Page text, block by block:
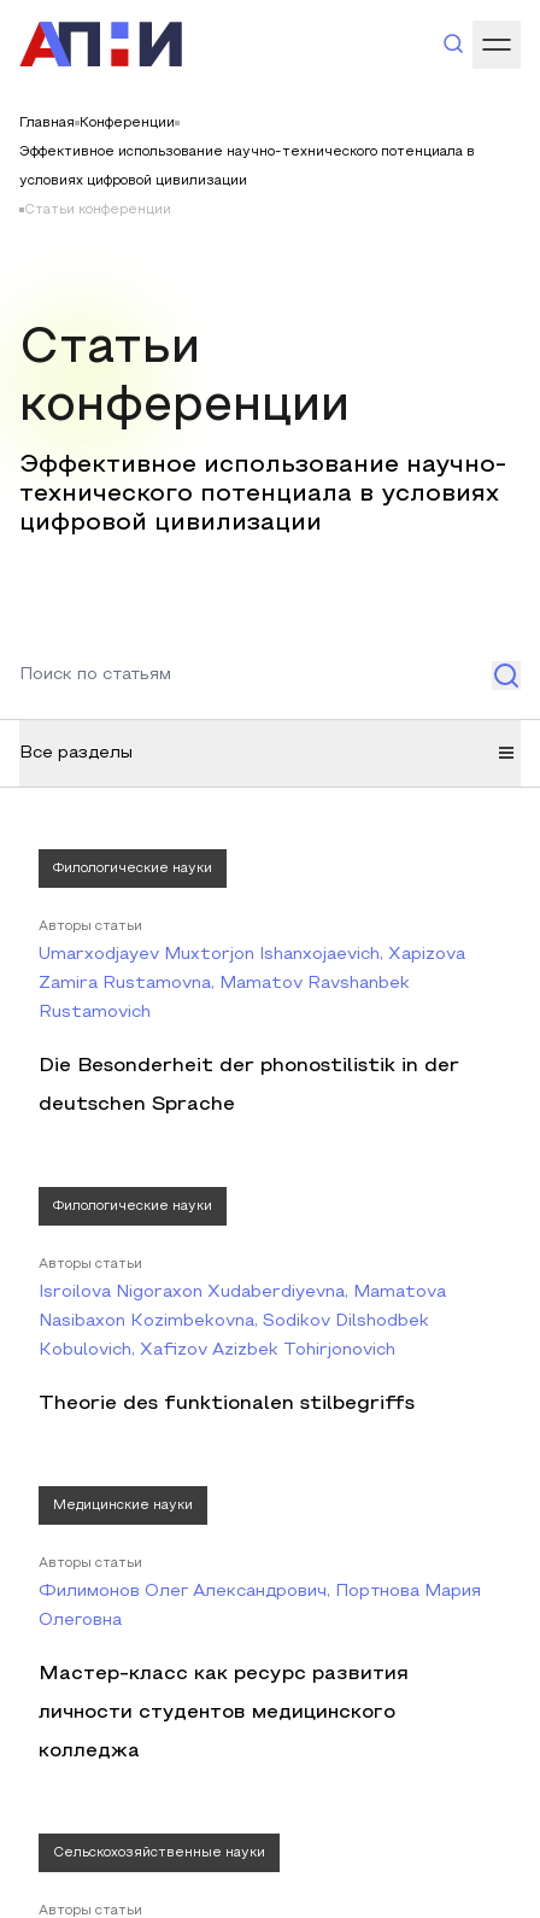
Главная Конференции
Эффективное использование научно-технического потенциала в
условиях цифровой цивилизации
Статьи конференции
Статьи
конференции
Эффективное использование научно-
технического потенциала в условиях
цифровой цивилизации
Все разделы
Филологические науки
Авторы статьи
Umarxodjayev Muxtorjon Ishanxojaevich, Xapizova
Zamira Rustamovna, Mamatov Ravshanbek
Rustamovich
Die Besonderheit der phonostilistik in der
deutschen Sprache
Филологические науки
Авторы статьи
Isroilova Nigoraxon Xudaberdiyevna, Mamatova
Nasibaxon Kozimbekovna, Sodikov Dilshodbek
Kobulovich, Xafizov Azizbek Tohirjonovich
Theorie des funktionalen stilbegriffs
Медицинские науки
Авторы статьи
Филимонов Олег Александрович, Портнова Мария
Олеговна
Мастер-класс как ресурс развития
личности студентов медицинского
колледжа
Сельскохозяйственные науки
Авторы статьи